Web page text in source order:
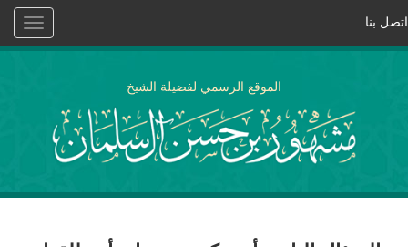
Toggle
اتصل بنا
الموقع الرسمي لفضيلة الشيخ